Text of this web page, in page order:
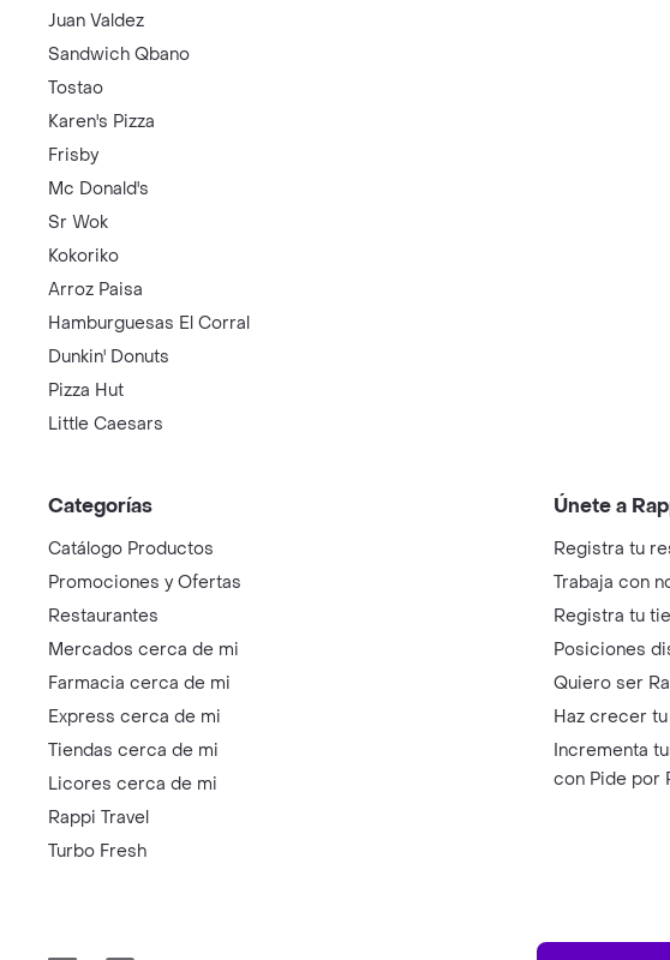
Juan Valdez
Sandwich Qbano
Tostao
Karen's Pizza
Frisby
Mc Donald's
Sr Wok
Kokoriko
Arroz Paisa
Hamburguesas El Corral
Dunkin' Donuts
Pizza Hut
Little Caesars
Categorías
Catálogo Productos
Promociones y Ofertas
Restaurantes
Mercados cerca de mi
Farmacia cerca de mi
Express cerca de mi
Tiendas cerca de mi
Licores cerca de mi
Rappi Travel
Turbo Fresh
Únete a
Registra tu
Trabaja con
Registra tu
Posiciones
Quiero ser
Haz crecer
Incrementa
con Pide por